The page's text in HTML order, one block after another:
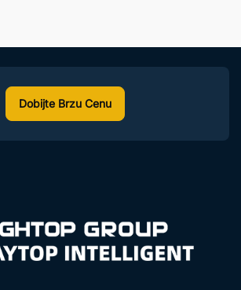
Dobijte Brzu Cenu